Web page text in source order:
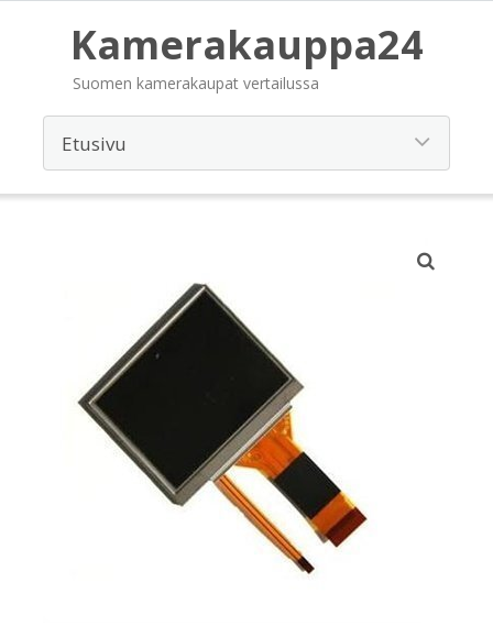
Kamerakauppa24
Suomen kamerakaupat vertailussa